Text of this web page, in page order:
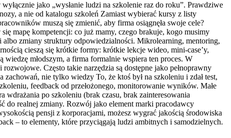
jako „wysłanie ludzi na szkolenie raz do roku”. Prawdziwe
a nie od katalogu szkoleń Zamiast wybierać kursy z listy
muszą się zmienić, aby firma osiągnęła swoje cele?
mapę kompetencji: co już mamy, czego brakuje, kogo musimy
albo zmiany struktury odpowiedzialności. Mikrolearning, mentoring,
cieszą się krótkie formy: krótkie lekcje wideo, mini-case’y,
młodszym, a firma formalnie wspiera ten proces. W
Często takie narzędzia są dostępne jako pełnoprawny
nie tylko wiedzy To, że ktoś był na szkoleniu i zdał test,
feedback od przełożonego, monitorowanie wyników. Małe
wdrażania po szkoleniu (brak czasu, brak zainteresowania
do realnej zmiany. Rozwój jako element marki pracodawcy
pensji z korporacjami, możesz wygrać jakością środowiska
– to elementy, które przyciągają ludzi ambitnych i samodzielnych.